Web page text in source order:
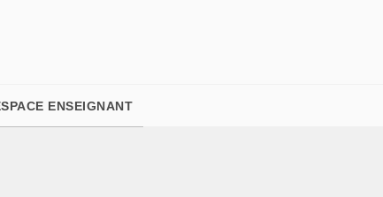
ENSEIGNANT